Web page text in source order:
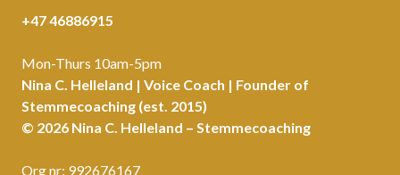
+47 46886915
Mon-Thurs 10am-5pm
Nina C. Helleland | Voice Coach | Founder of
Stemmecoaching (est. 2015)
© 2026 Nina C. Helleland – Stemmecoaching
Org nr: 992676167